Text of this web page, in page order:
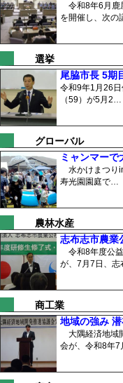
令和8年6月鹿
を開催し、次
選挙
尾脇市長 5期
令和9年1月26
（59）が5月2…
グローバル
ミャンマー
水かけまつり
寿光園園庭で…
農林水産
志布志市農
令和8年度公
が、7月7日、
商工業
地域の強み
大隅経済地域
会が、令和8年